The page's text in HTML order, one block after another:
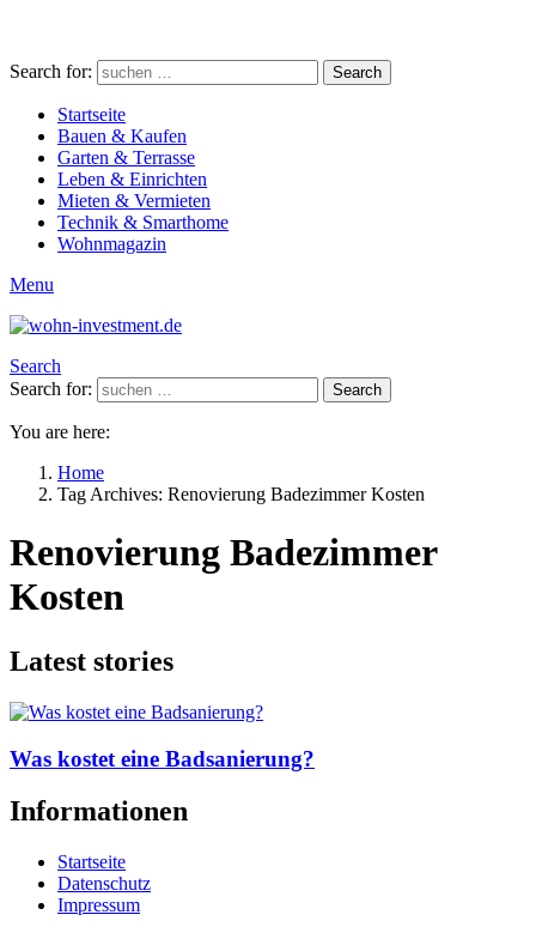
Search for: Search
Startseite
Bauen & Kaufen
Garten & Terrasse
Leben & Einrichten
Mieten & Vermieten
Technik & Smarthome
Wohnmagazin
Menu
Search
Search for:
Search
You are here:
Home
Tag Archives: Renovierung Badezimmer Kosten
Renovierung Badezimmer
Kosten
Latest stories
Was kostet eine Badsanierung?
Informationen
Startseite
Datenschutz
Impressum